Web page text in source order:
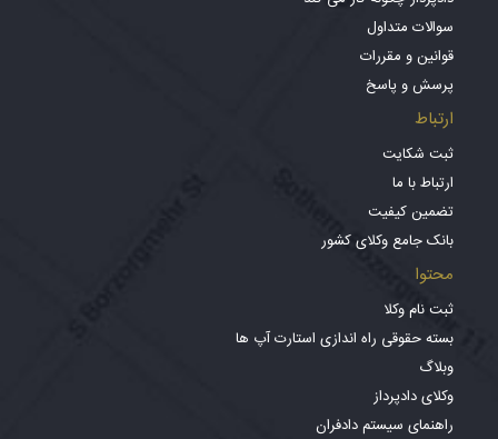
سوالات متداول
قوانین و مقررات
پرسش و پاسخ
ارتباط
ثبت شکایت
ارتباط با ما
تضمین کیفیت
بانک جامع وکلای کشور
محتوا
ثبت نام وکلا
بسته حقوقی راه اندازی استارت آپ ها
وبلاگ
وکلای دادپرداز
راهنمای سیستم دادفران